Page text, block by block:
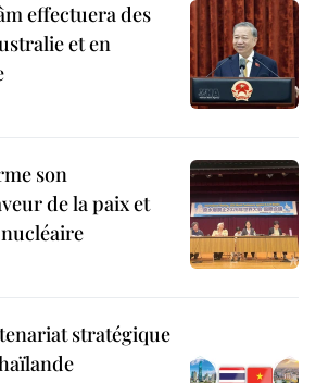
effectuera des
et en
son
de la paix et
stratégique